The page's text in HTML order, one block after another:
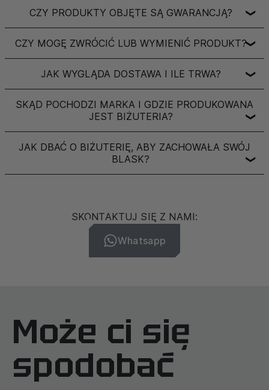
CZY PRODUKTY OBJĘTE SĄ GWARANCJĄ? ❯
CZY MOGĘ ZWRÓCIĆ LUB WYMIENIĆ PRODUKT?❯
JAK WYGLĄDA DOSTAWA I ILE TRWA? ❯
SKĄD POCHODZI MARKA I GDZIE PRODUKOWANA
JEST BIŻUTERIA?
❯
JAK DBAĆ O BIŻUTERIĘ, ABY ZACHOWAŁA SWÓJ
BLASK?
❯
SKONTAKTUJ SIĘ Z NAMI:
Whatsapp
Może ci się
spodobać